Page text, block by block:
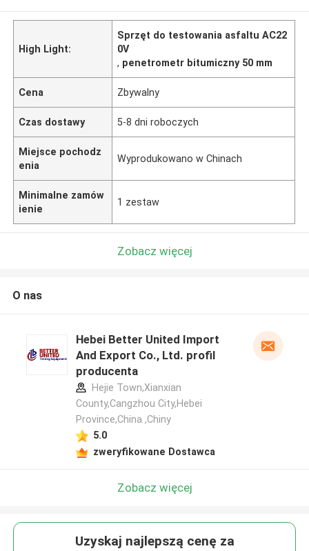
High Light:
Sprzęt do testowania asfaltu AC22
0V
, penetrometr bitumiczny 50 mm
Cena Zbywalny
Czas dostawy 5-8 dni roboczych
Miejsce pochodz
enia
Wyprodukowano w Chinach
Minimalne zamów
ienie
1 zestaw
Zobacz więcej
O nas
Hebei Better United Import
And Export Co., Ltd. profil
producenta
Hejie Town,Xianxian
County,Cangzhou City,Hebei
Province,China ,Chiny
5.0
zweryfikowane Dostawca
Zobacz więcej
Uzyskaj najlepszą cenę za